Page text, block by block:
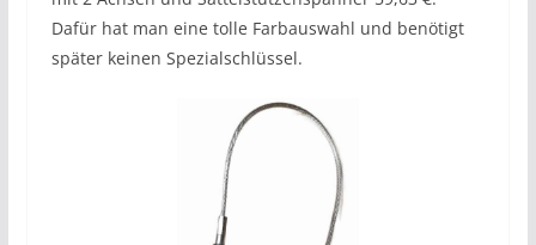
Dafür hat man eine tolle Farbauswahl und benötigt
später keinen Spezialschlüssel.